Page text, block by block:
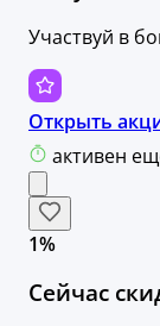
Участвуй в
Открыть
активен
1%
Сейчас